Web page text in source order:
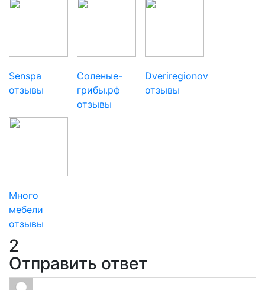
Senspa
отзывы
Соленые-
грибы.рф
отзывы
Dveriregionov
отзывы
Много
мебели
отзывы
2
Отправить ответ